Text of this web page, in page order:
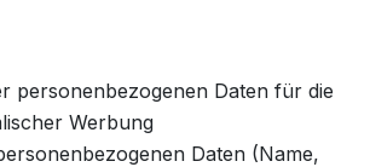
personenbezogenen Daten für die
Werbung
Daten (Name,